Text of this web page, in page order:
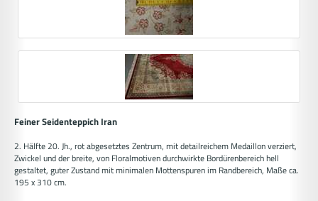
Feiner Seidenteppich Iran
2. Hälfte 20. Jh., rot abgesetztes Zentrum, mit detailreichem Medaillon verziert,
Zwickel und der breite, von Floralmotiven durchwirkte Bordürenbereich hell
gestaltet, guter Zustand mit minimalen Mottenspuren im Randbereich, Maße ca.
195 x 310 cm.